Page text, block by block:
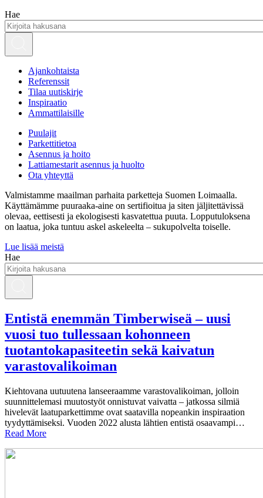
Hae
Ajankohtaista
Referenssit
Tilaa uutiskirje
Inspiraatio
Ammattilaisille
Puulajit
Parkettitietoa
Asennus ja hoito
Lattiamestarit asennus ja huolto
Ota yhteyttä
Valmistamme maailman parhaita parketteja Suomen Loimaalla.
Käyttämämme puuraaka-aine on sertifioitua ja siten jäljitettävissä
olevaa, eettisesti ja ekologisesti kasvatettua puuta. Lopputuloksena
on laatua, joka tuntuu askel askeleelta – sukupolvelta toiselle.
Lue lisää meistä
Hae
Entistä enemmän Timberwiseä – uusi
vuosi tuo tullessaan kohonneen
tuotantokapasiteetin sekä kaivatun
varastovalikoiman
Kiehtovana uutuutena lanseeraamme varastovalikoiman, jolloin
suunnittelemasi muutostyöt onnistuvat vaivatta – jatkossa silmiä
hivelevät laatuparkettimme ovat saatavilla nopeankin inspiraation
tyydyttämiseksi. Vuoden 2022 alusta lähtien entistä osaavampi…
Read More